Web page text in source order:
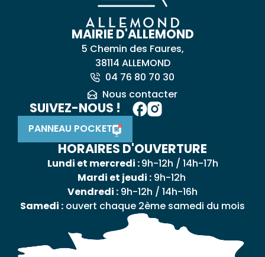
MAIRIE D'ALLEMOND
5 Chemin des Faures,
38114 ALLEMOND
04 76 80 70 30
Nous contacter
SUIVEZ-NOUS !
PANNEAU POCKET
HORAIRES D'OUVERTURE
Lundi et mercredi :9h-12h / 14h-17h
Mardi et jeudi :9h-12h
Vendredi : 9h-12h / 14h-16h
Samedi : ouvert chaque 2ème samedi du mois